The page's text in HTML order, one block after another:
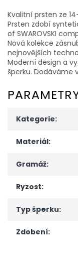
Kvalitní prsten ze
Prsten zdobí
of SWAROVSKI
Nová kolekce
nejnovějších
Moderní design a
šperku. Dodáváme
Kategorie:
Materiál:
Gramáž:
Ryzost:
Typ šperku:
Zdobení: